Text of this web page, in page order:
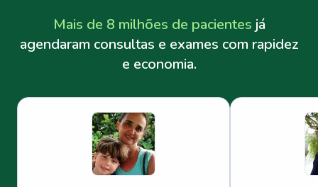
Mais de 8 milhões de pacientes já
agendaram consultas e exames com rapidez
e economia.